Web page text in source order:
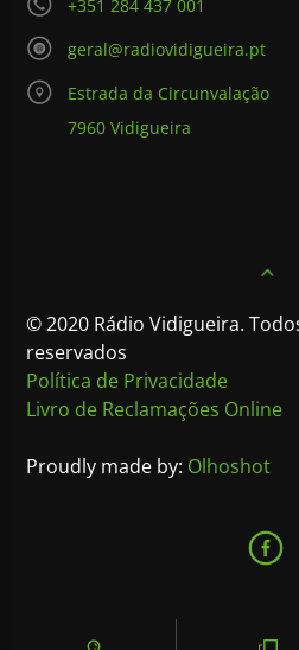
+351 284 437 001
geral@radiovidigueira.pt
Estrada da Circunvalação
7960 Vidigueira
© 2020 Rádio Vidigueira.
reservados
Política de Privacidade
Livro de Reclamações Online
Proudly made by: Olhoshot